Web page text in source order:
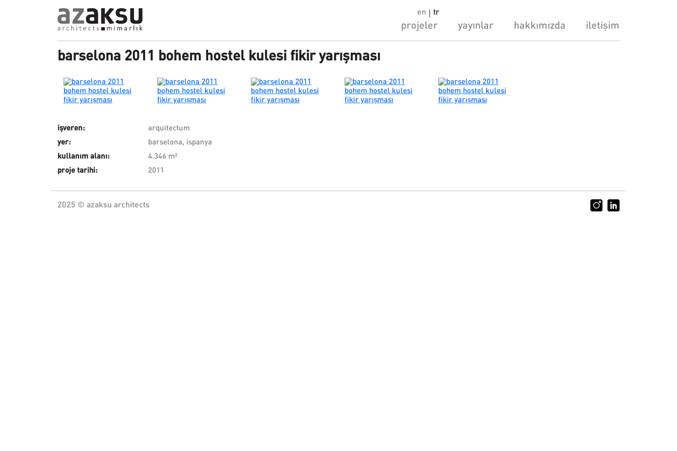
en
tr
projeler yayınlar hakkımızda iletişim
barselona 2011 bohem hostel kulesi fikir yarışması
işveren:
arquitectum
yer:
barselona, ispanya
kullanım alanı:
4.346 m²
proje tarihi:
2011
2025 © azaksu architects